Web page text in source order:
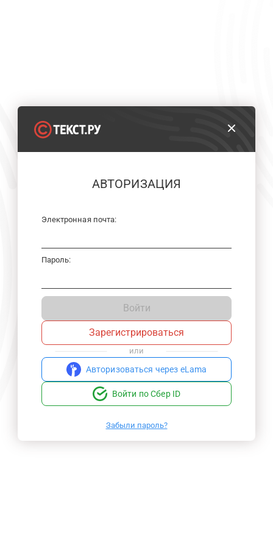
АВТОРИЗАЦИЯ
Электронная почта:
Пароль:
Войти
Зарегистрироваться
или
Авторизоваться через eLama
Войти по Сбер ID
Забыли пароль?